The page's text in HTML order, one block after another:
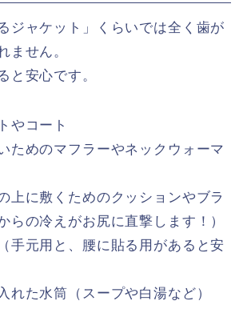
ジャケット」くらいでは全く歯が
ません。
と安心です。
やコート
ためのマフラーやネックウォーマ
上に敷くためのクッションやブラ
らの冷えがお尻に直撃します！）
手元用と、腰に貼る用があると安
れた水筒（スープや白湯など）